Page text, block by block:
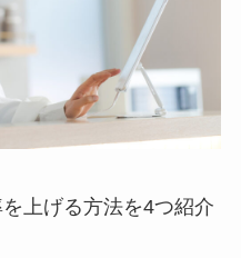
上げる方法を4つ紹介